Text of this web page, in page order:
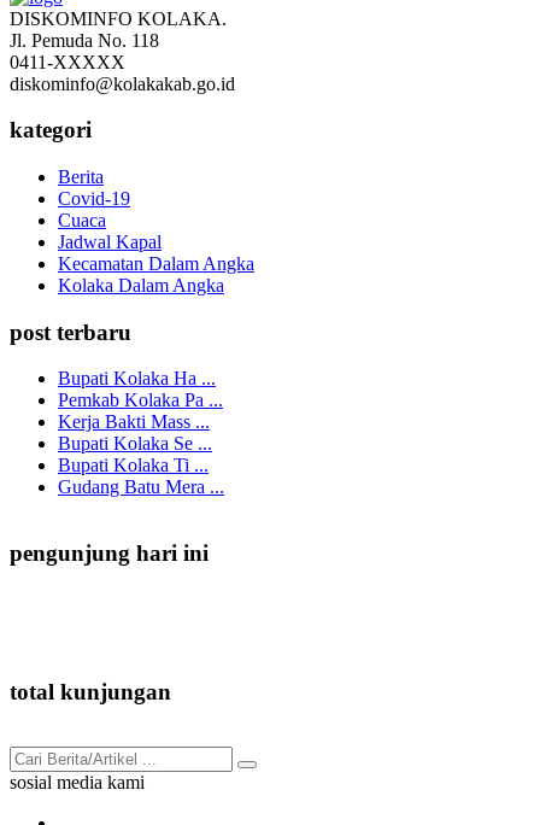
DISKOMINFO KOLAKA.
Jl. Pemuda No. 118
0411-XXXXX
diskominfo@kolakakab.go.id
kategori
Berita
Covid-19
Cuaca
Jadwal Kapal
Kecamatan Dalam Angka
Kolaka Dalam Angka
post terbaru
Bupati Kolaka Ha ...
Pemkab Kolaka Pa ...
Kerja Bakti Mass ...
Bupati Kolaka Se ...
Bupati Kolaka Ti ...
Gudang Batu Mera ...
pengunjung hari ini
total kunjungan
sosial media kami